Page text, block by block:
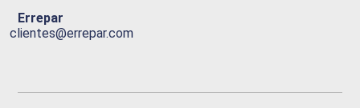
Errepar
clientes@errepar.com